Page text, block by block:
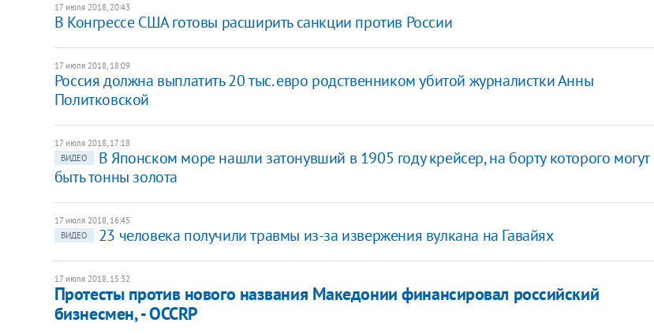
17 июля 2018, 20:43
В Конгрессе США готовы расширить санкции против России
17 июля 2018, 18:09
Россия должна выплатить 20 тыс. евро родственником убитой журналистки Анны
Политковской
17 июля 2018, 17:18
ВИДЕО
В Японском море нашли затонувший в 1905 году крейсер, на борту которого могут
быть тонны золота
17 июля 2018, 16:45
ВИДЕО
23 человека получили травмы из-за извержения вулкана на Гавайях
17 июля 2018, 15:32
Протесты против нового названия Македонии финансировал российский
бизнесмен, - OCCRP